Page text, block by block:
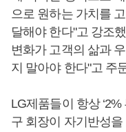
으로 원하는 가치를
달해야 한다"고 강조
변화가 고객의 삶과
지 말아야 한다"고 주
LG제품들이 항상
구 회장이 자기반성